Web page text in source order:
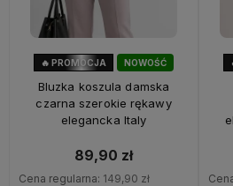
NOWOŚĆ
🔥 PROMOCJA
Bluzka koszula damska
czarna szerokie rękawy
elegancka Italy
89,90 zł
Cena regularna: 149,90 zł